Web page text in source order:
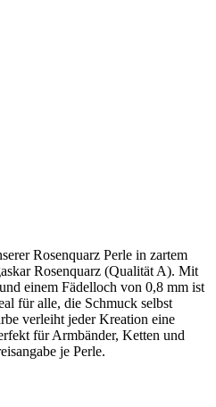
Rosenquarz Perle in zartem
Rosenquarz (Qualität A). Mit
einem Fädelloch von 0,8 mm ist
für alle, die Schmuck selbst
verleiht jeder Kreation eine
für Armbänder, Ketten und
je Perle.